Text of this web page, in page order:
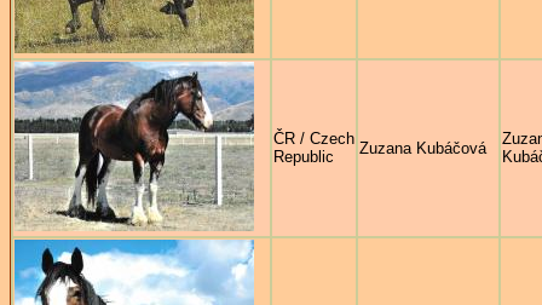
ČR / Czech
Republic
Zuzana Kubáčová